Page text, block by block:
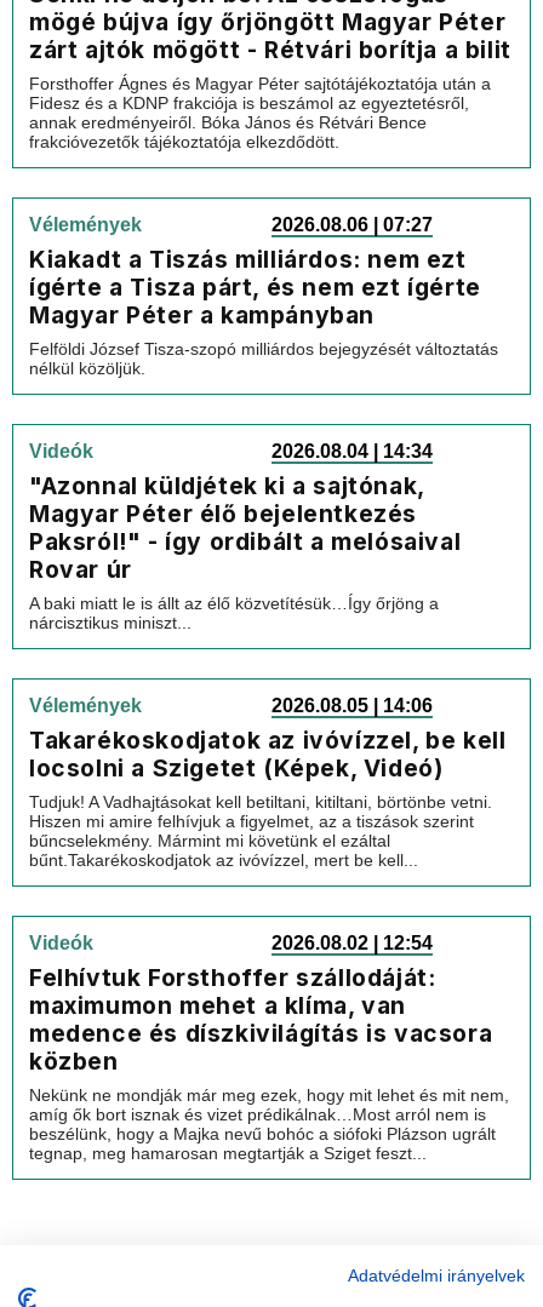
mögé bújva így őrjöngött Magyar Péter
zárt ajtók mögött - Rétvári borítja a bilit
Forsthoffer Ágnes és Magyar Péter sajtótájékoztatója után a
Fidesz és a KDNP frakciója is beszámol az egyeztetésről,
annak eredményeiről. Bóka János és Rétvári Bence
frakcióvezetők tájékoztatója elkezdődött.
Vélemények 2026.08.06 | 07:27
Kiakadt a Tiszás milliárdos: nem ezt
ígérte a Tisza párt, és nem ezt ígérte
Magyar Péter a kampányban
Felföldi József Tisza-szopó milliárdos bejegyzését változtatás
nélkül közöljük.
Videók 2026.08.04 | 14:34
"Azonnal küldjétek ki a sajtónak,
Magyar Péter élő bejelentkezés
Paksról!" - így ordibált a melósaival
Rovar úr
A baki miatt le is állt az élő közvetítésük…Így őrjöng a
nárcisztikus miniszt...
Vélemények 2026.08.05 | 14:06
Takarékoskodjatok az ivóvízzel, be kell
locsolni a Szigetet (Képek, Videó)
Tudjuk! A Vadhajtásokat kell betiltani, kitiltani, börtönbe vetni.
Hiszen mi amire felhívjuk a figyelmet, az a tiszások szerint
bűncselekmény. Mármint mi követünk el ezáltal
bűnt.Takarékoskodjatok az ivóvízzel, mert be kell...
Videók 2026.08.02 | 12:54
Felhívtuk Forsthoffer szállodáját:
maximumon mehet a klíma, van
medence és díszkivilágítás is vacsora
közben
Nekünk ne mondják már meg ezek, hogy mit lehet és mit nem,
amíg ők bort isznak és vizet prédikálnak…Most arról nem is
beszélünk, hogy a Majka nevű bohóc a siófoki Plázson ugrált
tegnap, meg hamarosan megtartják a Sziget feszt...
Adatvédelmi irányelvek